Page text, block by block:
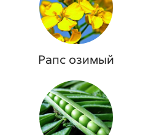
Рапс озимый